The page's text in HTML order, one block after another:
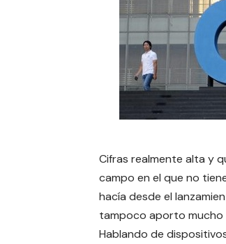
Cifras realmente alta y
campo en el que no
hacía desde el
tampoco aporto mucho
Hablando de